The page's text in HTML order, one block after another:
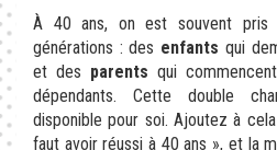
À 40 ans, on est souvent pris
générations : des enfants qui
et des parents qui
dépendants. Cette double
disponible pour soi. Ajoutez à
faut avoir réussi à 40 ans », et la